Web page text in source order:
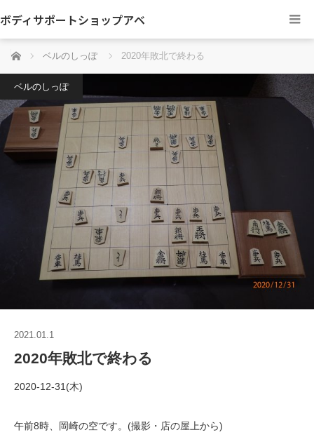
ボディサポートショップアベ
ホーム ベルのしっぽ 2020年敗北で終わる
ベルのしっぽ
2021.01.1
2020年敗北で終わる
2020-12-31(木)
午前8時、岡崎の空です。(撮影・店の屋上から)